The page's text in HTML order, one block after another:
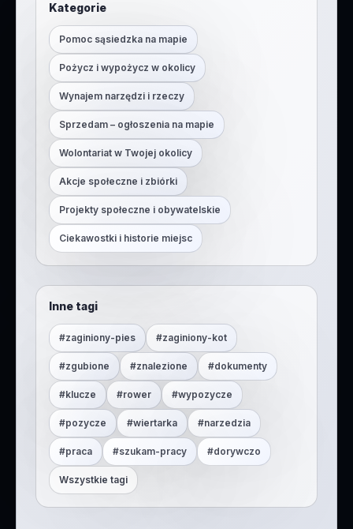
Kategorie
Pomoc sąsiedzka na mapie
Pożycz i wypożycz w okolicy
Wynajem narzędzi i rzeczy
Sprzedam – ogłoszenia na mapie
Wolontariat w Twojej okolicy
Akcje społeczne i zbiórki
Projekty społeczne i obywatelskie
Ciekawostki i historie miejsc
Inne tagi
#zaginiony-pies #zaginiony-kot
#zgubione #znalezione #dokumenty
#klucze #rower #wypozycze
#pozycze #wiertarka #narzedzia
#praca #szukam-pracy #dorywczo
Wszystkie tagi